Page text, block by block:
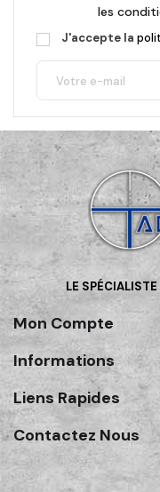
les
J'accepte la
LE
Mon Compte
Informations
Liens Rapides
Contactez Nous